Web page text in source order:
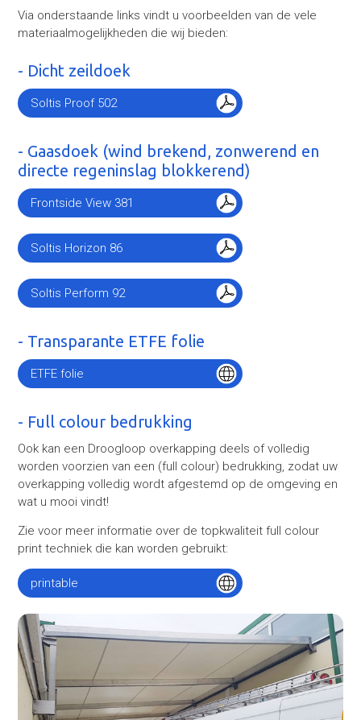
Via onderstaande links vindt u voorbeelden van de vele
materiaalmogelijkheden die wij bieden:
- Dicht zeildoek
Soltis Proof 502
- Gaasdoek (wind brekend, zonwerend en
directe regeninslag blokkerend)
Frontside View 381
Soltis Horizon 86
Soltis Perform 92
- Transparante ETFE folie
ETFE folie
- Full colour bedrukking
Ook kan een Droogloop overkapping deels of volledig
worden voorzien van een (full colour) bedrukking, zodat uw
overkapping volledig wordt afgestemd op de omgeving en
wat u mooi vindt!
Zie voor meer informatie over de topkwaliteit full colour
print techniek die kan worden gebruikt:
printable